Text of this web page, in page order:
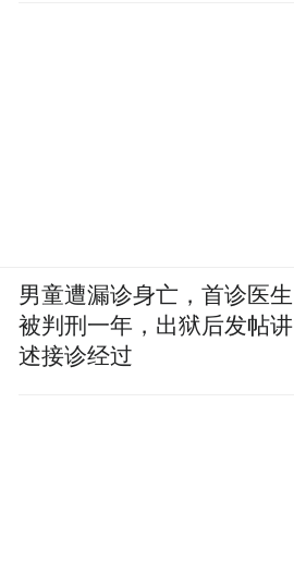
男童遭漏诊身亡，首诊医生
被判刑一年，出狱后发帖讲
述接诊经过